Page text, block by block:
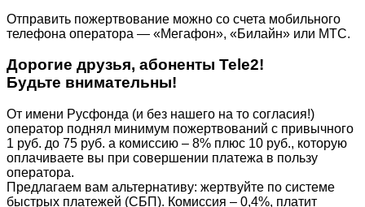
Отправить пожертвование можно со счета мобильного
телефона оператора — «Мегафон», «Билайн» или МТС.
Дорогие друзья, абоненты Tele2!
Будьте внимательны!
От имени Русфонда (и без нашего на то согласия!)
оператор поднял минимум пожертвований с привычного
1 руб. до 75 руб. а комиссию – 8% плюс 10 руб., которую
оплачиваете вы при совершении платежа в пользу
оператора.
Предлагаем вам альтернативу: жертвуйте по cистеме
быстрых платежей (СБП). Комиссия – 0,4%, платит